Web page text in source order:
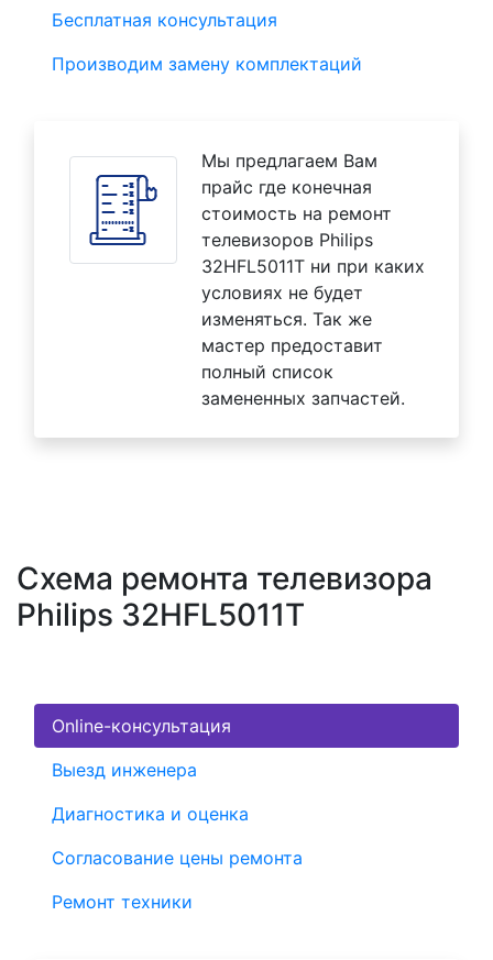
Бесплатная консультация
Производим замену комплектаций
Мы предлагаем Вам
прайс где конечная
стоимость на ремонт
телевизоров Philips
32HFL5011T ни при каких
условиях не будет
изменяться. Так же
мастер предоставит
полный список
замененных запчастей.
Схема ремонта телевизора
Philips 32HFL5011T
Online-консультация
Выезд инженера
Диагностика и оценка
Согласование цены ремонта
Ремонт техники